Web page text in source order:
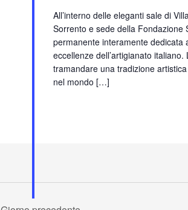
All’interno delle eleganti sale di
Sorrento e sede della
permanente interamente dedicata
eccellenze dell’artigianato
tramandare una tradizione
nel mondo […]